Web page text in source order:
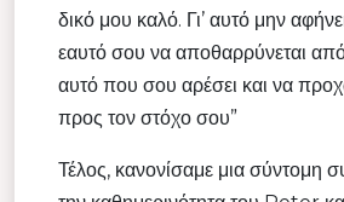
δικό μου καλό. Γι’ αυτό μην
εαυτό σου να αποθαρρύνεται από
αυτό που σου αρέσει και να
προς τον στόχο σου”
Τέλος, κανονίσαμε μια σύντομη